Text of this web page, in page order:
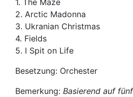
2. Arctic Madonna
3. Ukranian Christmas
4. Fields
5. I Spit on Life
Besetzung: Orchester
Bemerkung: Basierend auf